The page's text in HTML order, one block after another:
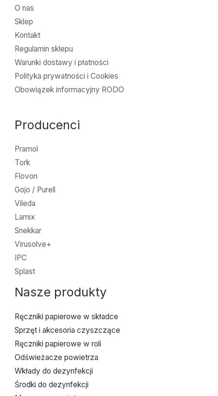
O nas
Sklep
Kontakt
Regulamin sklepu
Warunki dostawy i płatności
Polityka prywatności i Cookies
Obowiązek informacyjny RODO
Producenci
Pramol
Tork
Flovon
Gojo / Purell
Vileda
Lamix
Snekkar
Virusolve+
IPC
Splast
Nasze produkty
Ręczniki papierowe w składce
Sprzęt i akcesoria czyszczące
Ręczniki papierowe w roli
Odświeżacze powietrza
Wkłady do dezynfekcji
Środki do dezynfekcji